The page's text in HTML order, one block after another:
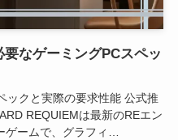
なゲーミングPCスペッ
ックと実際の要求性能 公式推
REQUIEMは最新のREエン
ゲームで、グラフィ…